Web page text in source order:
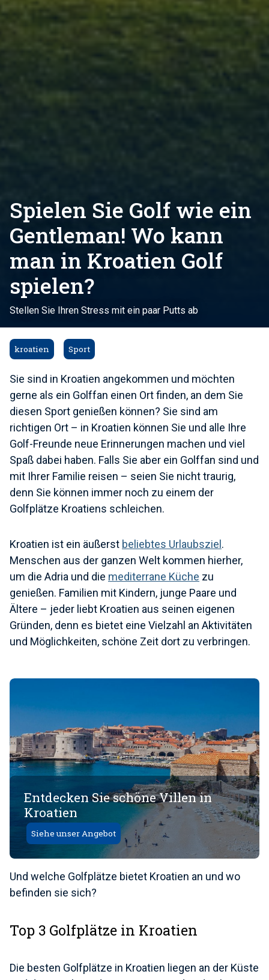
Spielen Sie Golf wie ein
Gentleman! Wo kann
man in Kroatien Golf
spielen?
Stellen Sie Ihren Stress mit ein paar Putts ab
kroatien Sport
Sie sind in Kroatien angekommen und möchten
gerne als ein Golffan einen Ort finden, an dem Sie
diesen Sport genießen können? Sie sind am
richtigen Ort – in Kroatien können Sie und alle Ihre
Golf-Freunde neue Erinnerungen machen und viel
Spaß dabei haben. Falls Sie aber ein Golffan sind und
mit Ihrer Familie reisen – seien Sie nicht traurig,
denn Sie können immer noch zu einem der
Golfplätze Kroatiens schleichen.
Kroatien ist ein äußerst beliebtes Urlaubsziel .
Menschen aus der ganzen Welt kommen hierher,
um die Adria und die mediterrane Küche zu
genießen. Familien mit Kindern, junge Paare und
Ältere – jeder liebt Kroatien aus seinen eigenen
Gründen, denn es bietet eine Vielzahl an Aktivitäten
und Möglichkeiten, schöne Zeit dort zu verbringen.
Entdecken Sie schöne Villen in
Kroatien
Siehe unser Angebot
Und welche Golfplätze bietet Kroatien an und wo
befinden sie sich?
Top 3 Golfplätze in Kroatien
Die besten Golfplätze in Kroatien liegen an der Küste